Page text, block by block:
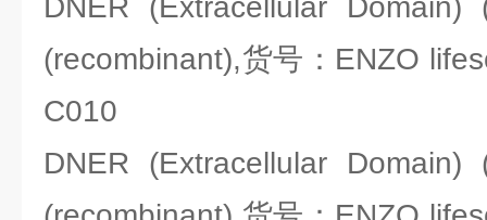
DNER (Extracellular Domain)
(recombinant),货号：ENZO
C010
DNER (Extracellular Domain)